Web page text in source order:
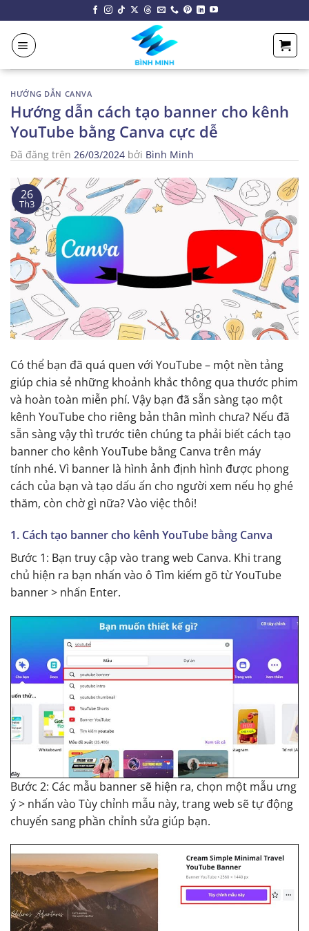
đến
nội
dung
HƯỚNG DẪN CANVA
Hướng dẫn cách tạo banner cho kênh
YouTube bằng Canva cực dễ
Đã đăng trên 26/03/2024 bởi Bình Minh
26
Th3
Có thể bạn đã quá quen với YouTube – một nền tảng
giúp chia sẻ những khoảnh khắc thông qua thước phim
và hoàn toàn miễn phí. Vậy bạn đã sẵn sàng tạo một
kênh YouTube cho riêng bản thân mình chưa? Nếu đã
sẵn sàng vậy thì trước tiên chúng ta phải biết cách tạo
banner cho kênh YouTube bằng Canva trên máy
tính nhé. Vì banner là hình ảnh định hình được phong
cách của bạn và tạo dấu ấn cho người xem nếu họ ghé
thăm, còn chờ gì nữa? Vào việc thôi!
1. Cách tạo banner cho kênh YouTube bằng Canva
Bước 1: Bạn truy cập vào trang web Canva. Khi trang
chủ hiện ra bạn nhấn vào ô Tìm kiếm gõ từ YouTube
banner > nhấn Enter.
Bước 2: Các mẫu banner sẽ hiện ra, chọn một mẫu ưng
ý > nhấn vào Tùy chỉnh mẫu này, trang web sẽ tự động
chuyển sang phần chỉnh sửa giúp bạn.